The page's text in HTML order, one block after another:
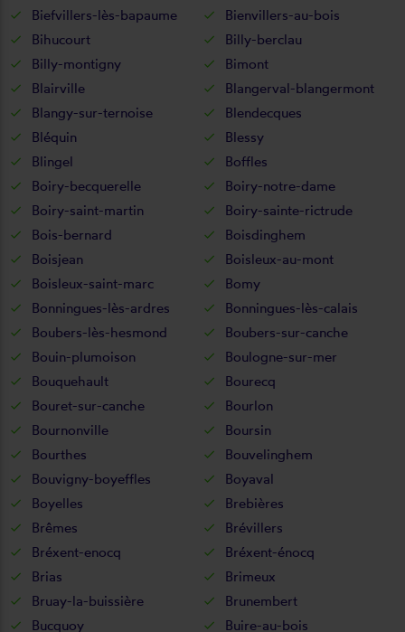
Biefvillers-lès-bapaume
Bienvillers-au-bois
Bihucourt
Billy-berclau
Billy-montigny
Bimont
Blairville
Blangerval-blangermont
Blangy-sur-ternoise
Blendecques
Bléquin
Blessy
Blingel
Boffles
Boiry-becquerelle
Boiry-notre-dame
Boiry-saint-martin
Boiry-sainte-rictrude
Bois-bernard
Boisdinghem
Boisjean
Boisleux-au-mont
Boisleux-saint-marc
Bomy
Bonningues-lès-ardres
Bonningues-lès-calais
Boubers-lès-hesmond
Boubers-sur-canche
Bouin-plumoison
Boulogne-sur-mer
Bouquehault
Bourecq
Bouret-sur-canche
Bourlon
Bournonville
Boursin
Bourthes
Bouvelinghem
Bouvigny-boyeffles
Boyaval
Boyelles
Brebières
Brêmes
Brévillers
Bréxent-enocq
Bréxent-énocq
Brias
Brimeux
Bruay-la-buissière
Brunembert
Bucquoy
Buire-au-bois